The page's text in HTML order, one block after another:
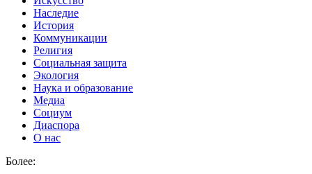
Наследие
История
Коммуникации
Религия
Социальная защита
Экология
Наука и образование
Медиа
Социум
Диаспора
О нас
Более: